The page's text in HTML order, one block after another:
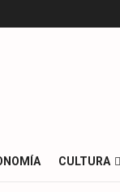
CULTURA